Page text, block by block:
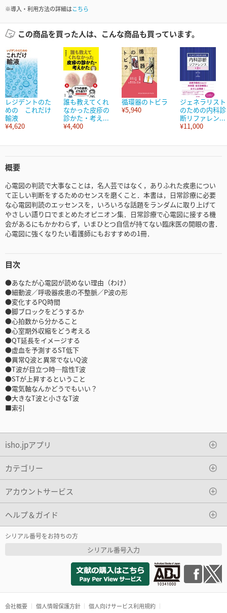
※導入・利用方法の詳細はこちら
この商品を買った人は、こんな商品も買っています。
レジデントのた
めの これだけ
輸液
¥4,620
誰も教えてくれ
なかった皮疹の
診かた・考え...
¥4,400
循環器のトビラ
¥5,940
ジェネラリスト
のための内科診
断リファレン...
¥11,000
概要
心電図の判読で大事なことは，名人芸ではなく，ありふれた疾患につい
て正しい判断をするためのセンスを磨くこと．本書は，日常診療に必要
な心電図判読のエッセンスを，いろいろな話題をランダムに取り上げて
やさしい語り口でまとめたオピニオン集．日常診療で心電図に接する機
会があるにもかかわらず，いまひとつ自信が持てない臨床医の開眼の書．
心電図に強くなりたい看護師にもおすすめの1冊．
目次
●あなたが心電図が読めない理由（わけ）
●細動波／呼吸器疾患の不整脈／P波の形
●変化するPQ時間
●脚ブロックをどうするか
●心拍数から分かること
●心室期外収縮をどう考える
●QT延長をイメージする
●虚血を予測するST低下
●異常Q波と異常でないQ波
●T波が目立つ時─陰性T波
●STが上昇するということ
●電気軸なんかどうでもいい？
●大きなT波と小さなT波
■索引
isho.jpアプリ
カテゴリー
アカウントサービス
ヘルプ＆ガイド
シリアル番号をお持ちの方
シリアル番号入力
会社概要 個人情報保護方針 個人向けサービス利用規約